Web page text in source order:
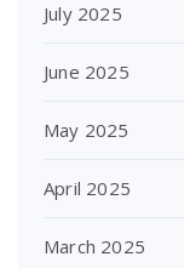
July 2025
June 2025
May 2025
April 2025
March 2025